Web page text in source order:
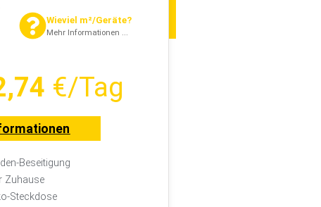
Wieviel m²/Geräte?
Mehr Informationen ...
€/Tag
Beseitigung
Zuhause
Steckdose